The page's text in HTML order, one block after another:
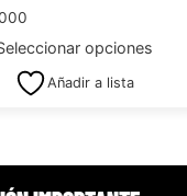
opciones
Añadir a lista